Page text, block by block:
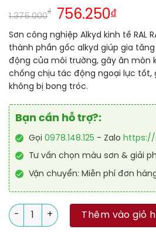
1.375.000
₫ 756.250₫
Sơn công nghiệp Alkyd kinh tế RAL
thành phần gốc alkyd giúp gia
động của môi trường, gây ăn mòn
chống chịu tác động ngoại lực tốt,
không bị bong tróc.
Bạn cần hỗ trợ?:
Gọi 0978.148.125 - Zalo https://
Tư vấn chọn màu sơn & giải
Vận chuyển: Miễn phí đơn
Sơn công nghiệp Alkyd kinh tế RAL
Thêm vào giỏ